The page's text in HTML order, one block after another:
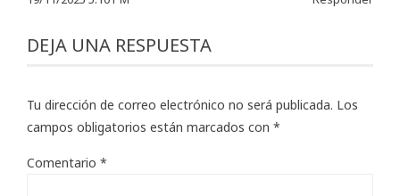
DEJA UNA RESPUESTA
Tu dirección de correo electrónico no será publicada. Los
campos obligatorios están marcados con *
Comentario *